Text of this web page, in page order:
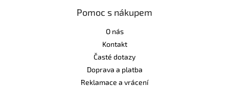
Pomoc s nákupem
O nás
Kontakt
Časté dotazy
Doprava a platba
Reklamace a vrácení